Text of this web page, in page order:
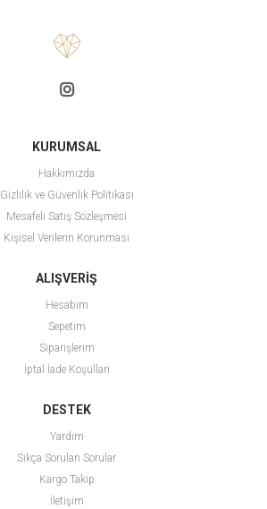
KURUMSAL
Hakkımızda
Gizlilik ve Güvenlik Politikası
Mesafeli Satış Sözleşmesi
Kişisel Verilerin Korunması
ALIŞVERİŞ
Hesabım
Sepetim
Siparişlerim
İptal İade Koşulları
DESTEK
Yardım
Sıkça Sorulan Sorular
Kargo Takip
İletişim